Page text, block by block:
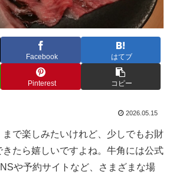
Facebook はてブ
Pinterest コピー
2026.05.15
で楽しみたいけれど、少しでもお財
たら嬉しいですよね。牛角には公式
や予約サイトなど、さまざまな場